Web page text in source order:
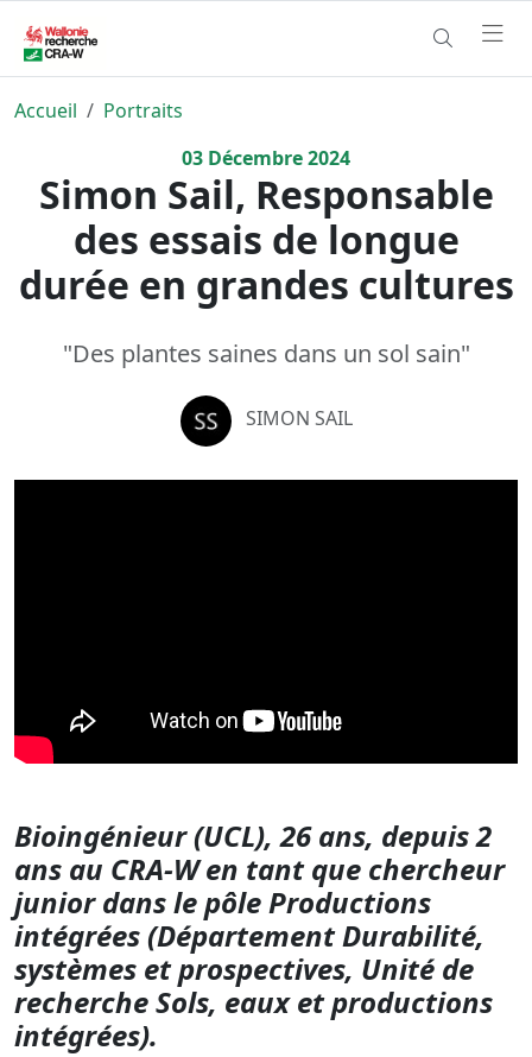
Accueil
Portraits
03 Décembre2024
Simon Sail, Responsable
des essais de longue
durée en grandes cultures
"Des plantes saines dans un sol sain"
SIMON SAIL
Bioingénieur (UCL), 26 ans, depuis 2
ans au CRA-W en tant que chercheur
junior dans le pôle Productions
intégrées (Département Durabilité,
systèmes et prospectives, Unité de
recherche Sols, eaux et productions
intégrées).